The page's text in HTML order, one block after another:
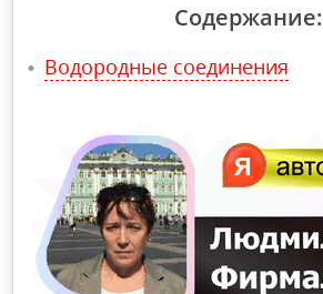
Содержание:
Водородные соединения